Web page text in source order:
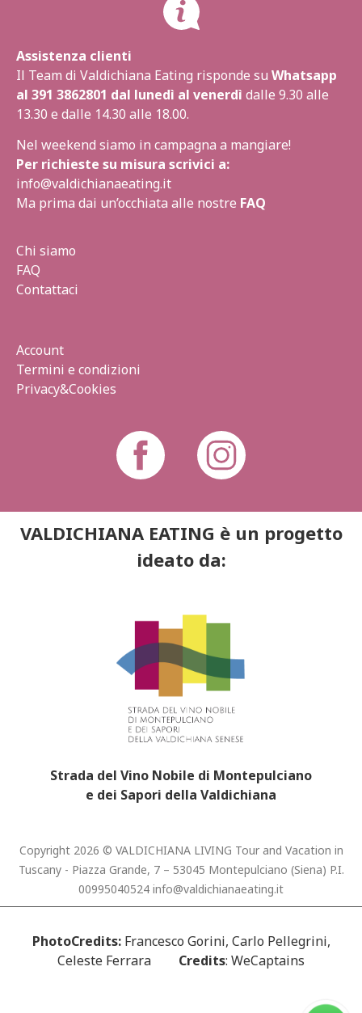
Assistenza clienti
Il Team di Valdichiana Eating risponde su Whatsapp
al 391 3862801 dal lunedì al venerdì dalle 9.30 alle
13.30 e dalle 14.30 alle 18.00.
Nel weekend siamo in campagna a mangiare!
Per richieste su misura scrivici a:
info@valdichianaeating.it
Ma prima dai un’occhiata alle nostre FAQ
Chi siamo
FAQ
Contattaci
Account
Termini e condizioni
Privacy&Cookies
VALDICHIANA EATING è un progetto
ideato da:
Strada del Vino Nobile di Montepulciano
e dei Sapori della Valdichiana
Copyright 2026 © VALDICHIANA LIVING Tour and Vacation in
Tuscany - Piazza Grande, 7 – 53045 Montepulciano (Siena) P.I.
00995040524 info@valdichianaeating.it
PhotoCredits: Francesco Gorini, Carlo Pellegrini,
Celeste Ferrara
Credits: WeCaptains